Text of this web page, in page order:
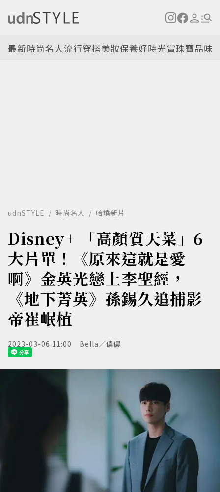
最新時尚名人流行穿搭美妝保養好時光賞珠寶品味
udnSTYLE 時尚名人 哈燒新片
Disney+ 「高顏質天菜」6
大片單！《原來這就是愛
啊》金英光戀上李聖經，
《地下菁英》孫錫久追捕影
帝崔岷植
2023-03-06 11:00 Bella／儂儂